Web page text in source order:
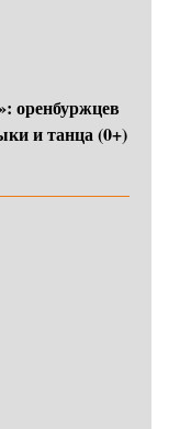
оренбуржцев
и танца (0+)